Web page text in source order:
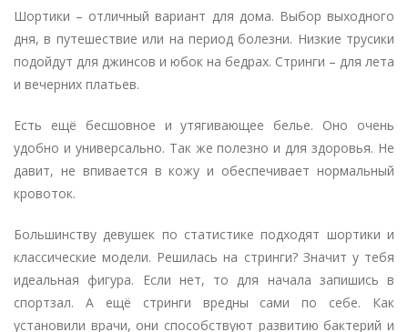
Шортики – отличный вариант для дома. Выбор выходного
дня, в путешествие или на период болезни. Низкие трусики
подойдут для джинсов и юбок на бедрах. Стринги – для лета
и вечерних платьев.
Есть ещё бесшовное и утягивающее белье. Оно очень
удобно и универсально. Так же полезно и для здоровья. Не
давит, не впивается в кожу и обеспечивает нормальный
кровоток.
Большинству девушек по статистике подходят шортики и
классические модели. Решилась на стринги? Значит у тебя
идеальная фигура. Если нет, то для начала запишись в
спортзал. А ещё стринги вредны сами по себе. Как
установили врачи, они способствуют развитию бактерий и